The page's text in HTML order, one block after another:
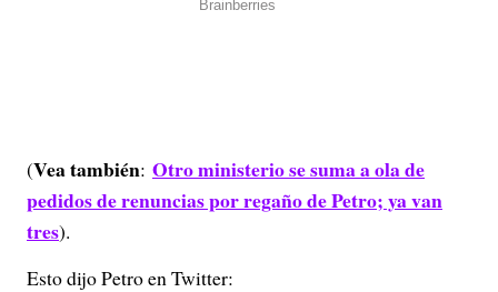
(Vea también: Otro ministerio se suma a ola de
pedidos de renuncias por regaño de Petro; ya van
tres).
Esto dijo Petro en Twitter: